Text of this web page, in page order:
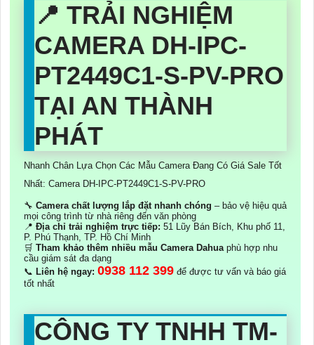
📍 TRẢI NGHIỆM
CAMERA DH-IPC-
PT2449C1-S-PV-PRO
TẠI AN THÀNH
PHÁT
Nhanh Chân Lựa Chọn Các Mẫu Camera Đang Có Giá Sale Tốt
Nhất: Camera DH-IPC-PT2449C1-S-PV-PRO
🔧 Camera chất lượng lắp đặt nhanh chóng – bảo vệ hiệu quả
mọi công trình từ nhà riêng đến văn phòng
📍 Địa chỉ trải nghiệm trực tiếp: 51 Lũy Bán Bích, Khu phố 11,
P. Phú Thạnh, TP. Hồ Chí Minh
🛒 Tham khảo thêm nhiều mẫu Camera Dahuaphù hợp nhu
cầu giám sát đa dạng
📞 Liên hệ ngay: 0938 112 399 để được tư vấn và báo giá
tốt nhất
CÔNG TY TNHH TM-